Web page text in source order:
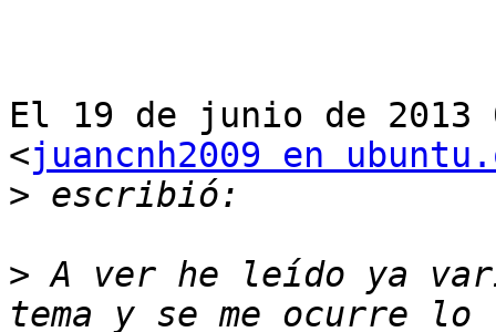
El 19 de junio de 2013
<juancnh2009 en
>
> A ver he leído ya